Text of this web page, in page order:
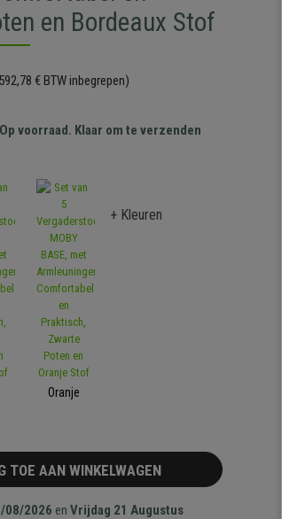
en Bordeaux Stof
€ BTW inbegrepen)
Op voorraad. Klaar om te verzenden
Oranje
+ Kleuren
TOE AAN WINKELWAGEN
08/2026 enVrijdag 21 Augustus